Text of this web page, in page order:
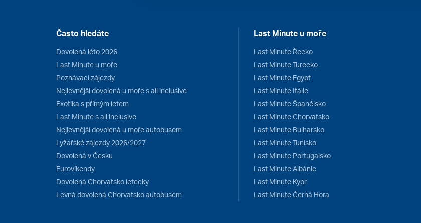
Často hledáte
Dovolená léto 2026
Last Minute u moře
Poznávací zájezdy
Nejlevnější dovolená u moře s all inclusive
Exotika s přímým letem
Last Minute s all inclusive
Nejlevnější dovolená u moře autobusem
Lyžařské zájezdy 2026/2027
Dovolená v Česku
Eurovíkendy
Dovolená Chorvatsko letecky
Levná dovolená Chorvatsko autobusem
Last Minute u moře
Last Minute Řecko
Last Minute Turecko
Last Minute Egypt
Last Minute Itálie
Last Minute Španělsko
Last Minute Chorvatsko
Last Minute Bulharsko
Last Minute Tunisko
Last Minute Portugalsko
Last Minute Albánie
Last Minute Kypr
Last Minute Černá Hora